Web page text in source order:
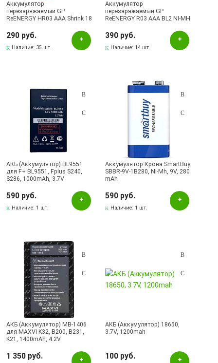
Аккумулятор
перезаряжаемый GP
ReENERGY HR03 AAA Shrink 18
мизинчиковый
290 руб.
Наличие: 35 шт.
Аккумулятор
перезаряжаемый GP
ReENERGY R03 AAA BL2 NI-MH
390 руб.
Наличие: 14 шт.
АКБ (Аккумулятор) BL9551
для F+ BL9551, Fplus S240,
S286, 1000mAh, 3.7V
590 руб.
Наличие: 1 шт.
Аккумулятор Крона SmartBuy
SBBR-9V-1B280, Ni-Mh, 9V, 280
mAh
590 руб.
Наличие: 1 шт.
АКБ (Аккумулятор) MB-1406
для MAXVI K32, B200, B231,
K21, 1400mAh, 4.2V
1 350 руб.
АКБ (Аккумулятор) 18650,
3.7V, 1200mah
100 руб.